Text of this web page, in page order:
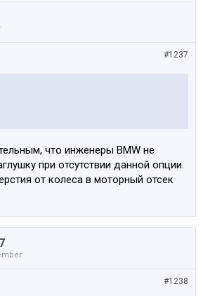
#1237
что инженеры BMW не
при отсутствии данной опции.
от колеса в моторный отсек
#1238